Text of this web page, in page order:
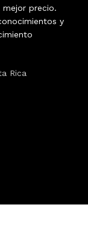
mejor precio.
y
Rica